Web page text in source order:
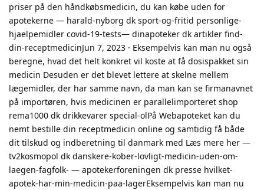
priser på den håndkøbsmedicin, du kan købe uden for
apotekerne — harald-nyborg dk sport-og-fritid personlige-
hjaelpemidler covid-19-tests— dinapoteker dk artikler find-
din-receptmedicinJun 7, 2023 · Eksempelvis kan man nu også
beregne, hvad det helt konkret vil koste at få dosispakket sin
medicin Desuden er det blevet lettere at skelne mellem
lægemidler, der har samme navn, da man kan se firmanavnet
på importøren, hvis medicinen er parallelimporteret shop
rema1000 dk drikkevarer special-olPå Webapoteket kan du
nemt bestille din receptmedicin online og samtidig få både
dit tilskud og indberetning til danmark med Læs mere her —
tv2kosmopol dk danskere-kober-lovligt-medicin-uden-om-
laegen-fagfolk- — apotekerforeningen dk presse hvilket-
apotek-har-min-medicin-paa-lagerEksempelvis kan man nu